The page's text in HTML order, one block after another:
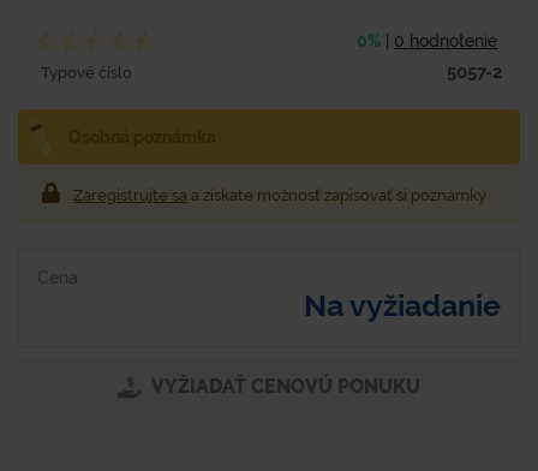
0% 0 hodnotenie
Typové číslo 5057-2
Zaregistrujte sa a získate možnosť zapisovať si poznámky
Cena
Na vyžiadanie
VYŽIADAŤ CENOVÚ PONUKU